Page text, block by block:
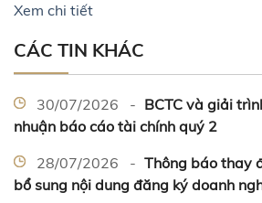
Xem chi tiết
CÁC TIN KHÁC
30/07/2026 - BCTC và giải
nhuận báo cáo tài chính quý 2
28/07/2026 - Thông báo thay
bổ sung nội dung đăng ký doanh